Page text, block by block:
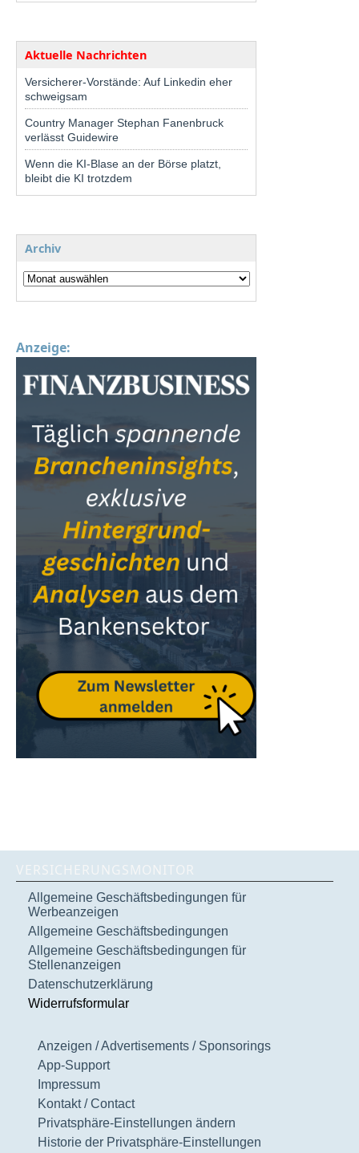
Aktuelle Nachrichten
Versicherer-Vorstände: Auf Linkedin eher
schweigsam
Country Manager Stephan Fanenbruck
verlässt Guidewire
Wenn die KI-Blase an der Börse platzt,
bleibt die KI trotzdem
Archiv
Anzeige:
VERSICHERUNGSMONITOR
Allgemeine Geschäftsbedingungen für
Werbeanzeigen
Allgemeine Geschäftsbedingungen
Allgemeine Geschäftsbedingungen für
Stellenanzeigen
Datenschutzerklärung
Widerrufsformular
Anzeigen / Advertisements / Sponsorings
App-Support
Impressum
Kontakt / Contact
Privatsphäre-Einstellungen ändern
Historie der Privatsphäre-Einstellungen